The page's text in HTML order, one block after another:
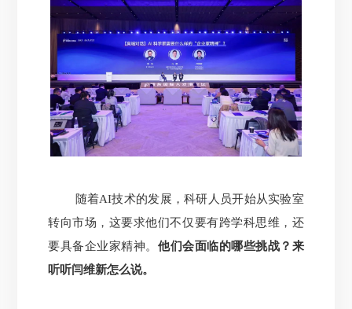
随着AI技术的发展，科研人员开始从实验室
转向市场，这要求他们不仅要有跨学科思维，还
要具备企业家精神。 他们会面临的哪些挑战？来
听听闫维新怎么说。